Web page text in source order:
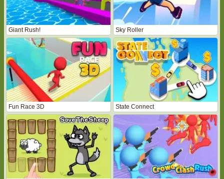
Giant Rush! Sky Roller
Fun Race 3D State Connect